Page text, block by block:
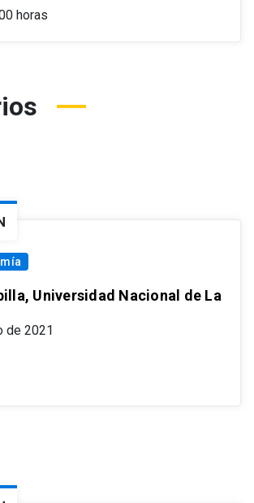
horas
Universidad Nacional de La
de 2021